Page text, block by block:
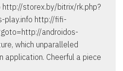
http://storex.by/bitrix/rk.php?
play.info http://fifi-
androidos-
which unparalleled
application. Cheerful a piece